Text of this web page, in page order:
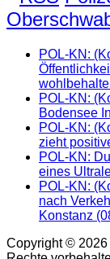
POL-KN:
POL-KN:
Bodensee
POL-KN:
zieht
POL-KN:
eines
POL-KN:
nach
Konstanz
Copyright ©